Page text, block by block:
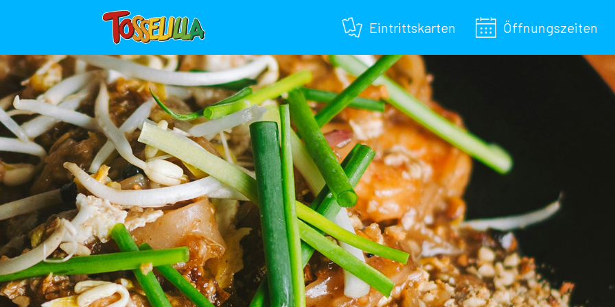
Eintrittskarten Öffnungszeiten